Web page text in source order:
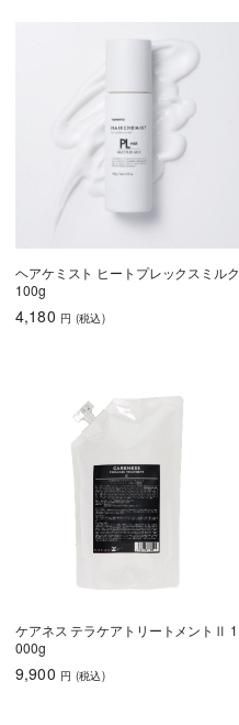
ヘアケミスト ヒートプレックスミルク
100g
4,180 円 (税込)
ケアネス テラケアトリートメントⅡ 1
000g
9,900 円 (税込)